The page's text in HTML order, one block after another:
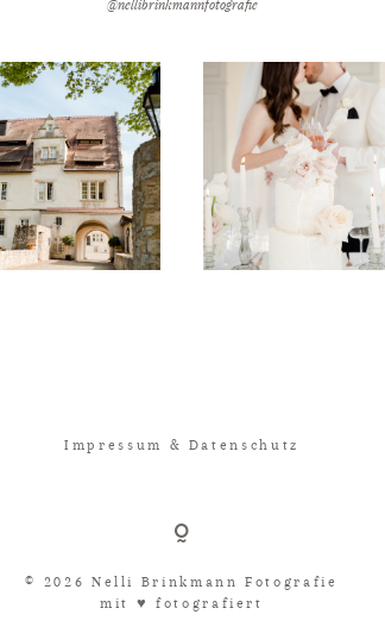
@nellibrinkmannfotografie
Impressum & Datenschutz
© 2026 Nelli Brinkmann Fotografie
mit ♥︎ fotografiert